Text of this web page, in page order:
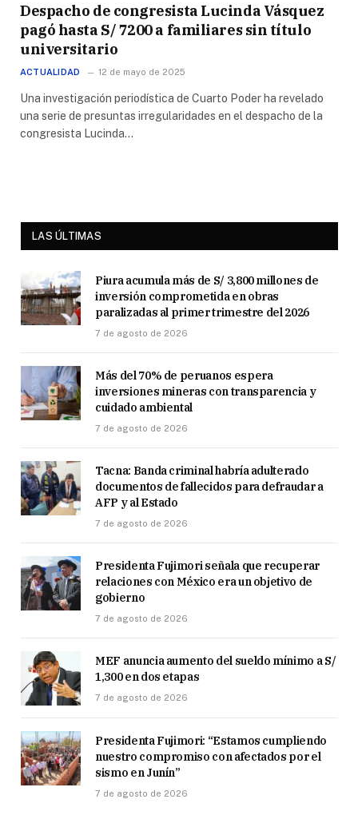
Despacho de congresista Lucinda Vásquez
pagó hasta S/ 7200 a familiares sin título
universitario
ACTUALIDAD 12 de mayo de 2025
Una investigación periodística de Cuarto Poder ha revelado
una serie de presuntas irregularidades en el despacho de la
congresista Lucinda…
LAS ÚLTIMAS
Piura acumula más de S/ 3,800 millones de
inversión comprometida en obras
paralizadas al primer trimestre del 2026
7 de agosto de 2026
Más del 70% de peruanos espera
inversiones mineras con transparencia y
cuidado ambiental
7 de agosto de 2026
Tacna: Banda criminal habría adulterado
documentos de fallecidos para defraudar a
AFP y al Estado
7 de agosto de 2026
Presidenta Fujimori señala que recuperar
relaciones con México era un objetivo de
gobierno
7 de agosto de 2026
MEF anuncia aumento del sueldo mínimo a S/
1,300 en dos etapas
7 de agosto de 2026
Presidenta Fujimori: “Estamos cumpliendo
nuestro compromiso con afectados por el
sismo en Junín”
7 de agosto de 2026